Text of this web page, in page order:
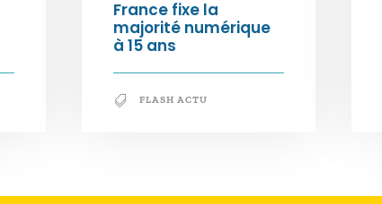
France fixe la
majorité numérique
à 15 ans
FLASH ACTU